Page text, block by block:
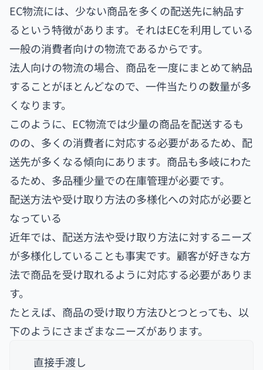
EC物流には、少ない商品を多くの配送先に納品す
るという特徴があります。それはECを利用している
一般の消費者向けの物流であるからです。
法人向けの物流の場合、商品を一度にまとめて納品
することがほとんどなので、一件当たりの数量が多
くなります。
このように、EC物流では少量の商品を配送するも
のの、多くの消費者に対応する必要があるため、配
送先が多くなる傾向にあります。商品も多岐にわた
るため、多品種少量での在庫管理が必要です。
配送方法や受け取り方法の多様化への対応が必要と
なっている
近年では、配送方法や受け取り方法に対するニーズ
が多様化していることも事実です。顧客が好きな方
法で商品を受け取れるように対応する必要がありま
す。
たとえば、商品の受け取り方法ひとつとっても、以
下のようにさまざまなニーズがあります。
直接手渡し